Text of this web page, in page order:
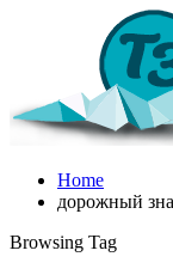
Home
дорожный
Browsing Tag